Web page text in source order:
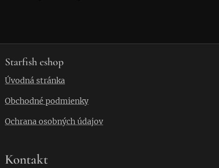
Starfish eshop
Úvodná stránka
Obchodné podmienky
Ochrana osobných údajov
Kontakt